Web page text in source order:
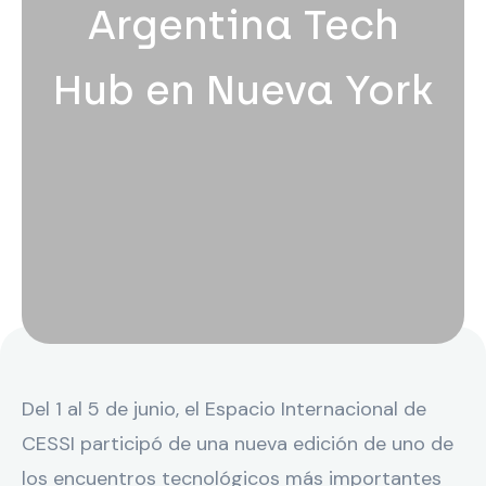
Argentina Tech
Hub en Nueva York
Del 1 al 5 de junio, el Espacio Internacional de
CESSI participó de una nueva edición de uno de
los encuentros tecnológicos más importantes